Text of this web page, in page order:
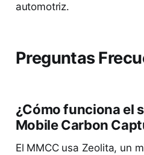
automotriz.
Preguntas
¿Cómo funciona el
Mobile Carbon
El MMCC usa Zeolita, un